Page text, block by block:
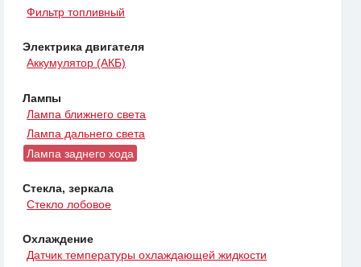
Фильтр топливный
Электрика двигателя
Аккумулятор (АКБ)
Лампы
Лампа ближнего света
Лампа дальнего света
Лампа заднего хода
Стекла, зеркала
Стекло лобовое
Охлаждение
Датчик температуры охлаждающей жидкости